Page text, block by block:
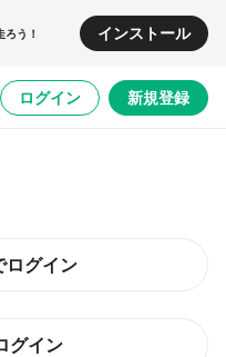
う！ インストール
ログイン 新規登録
ログイン
グイン